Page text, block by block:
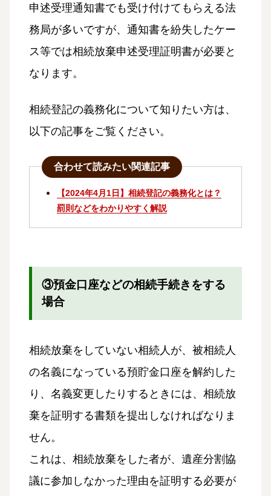
申述受理通知書でも受け付けてもらえる法
務局が多いですが、通知書を紛失したケー
ス等では相続放棄申述受理証明書が必要と
なります。
相続登記の義務化について知りたい方は、
以下の記事をご覧ください。
合わせて読みたい関連記事
【2024年4月1日】相続登記の義務化とは？
罰則などをわかりやすく解説
③預金口座などの相続手続きをする
場合
相続放棄をしていない相続人が、被相続人
の名義になっている預貯金口座を解約した
り、名義変更したりするときには、相続放
棄を証明する書類を提出しなければなりま
せん。
これは、相続放棄をした者が、遺産分割協
議に参加しなかった理由を証明する必要が